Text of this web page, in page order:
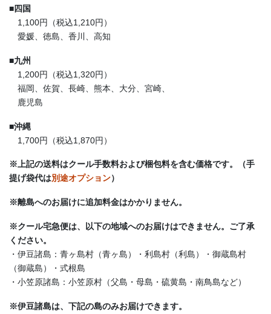
■四国
1,100円（税込1,210円）
愛媛、徳島、香川、高知
■九州
1,200円（税込1,320円）
福岡、佐賀、長崎、熊本、大分、宮崎、
鹿児島
■沖縄
1,700円（税込1,870円）
※上記の送料はクール手数料および梱包料を含む価格です。（手
提げ袋代は別途オプション）
※離島へのお届けに追加料金はかかりません。
※クール宅急便は、以下の地域へのお届けはできません。ご了承
ください。
・伊豆諸島：青ヶ島村（青ヶ島）・利島村（利島）・御蔵島村
（御蔵島）・式根島
・小笠原諸島：小笠原村（父島・母島・硫黄島・南鳥島など）
※伊豆諸島は、下記の島のみお届けできます。